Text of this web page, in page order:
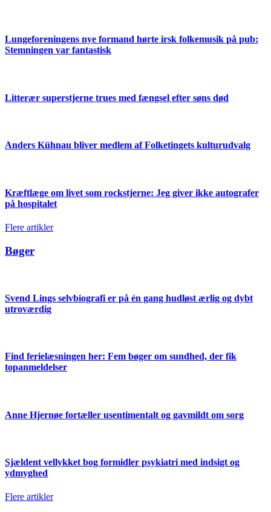
Lungeforeningens nye formand hørte irsk folkemusik på pub:
Stemningen var fantastisk
Litterær superstjerne trues med fængsel efter søns død
Anders Kühnau bliver medlem af Folketingets kulturudvalg
Kræftlæge om livet som rockstjerne: Jeg giver ikke autografer
på hospitalet
Flere artikler
Bøger
Svend Lings selvbiografi er på én gang hudløst ærlig og dybt
utroværdig
Find ferielæsningen her: Fem bøger om sundhed, der fik
topanmeldelser
Anne Hjernøe fortæller usentimentalt og gavmildt om sorg
Sjældent vellykket bog formidler psykiatri med indsigt og
ydmyghed
Flere artikler